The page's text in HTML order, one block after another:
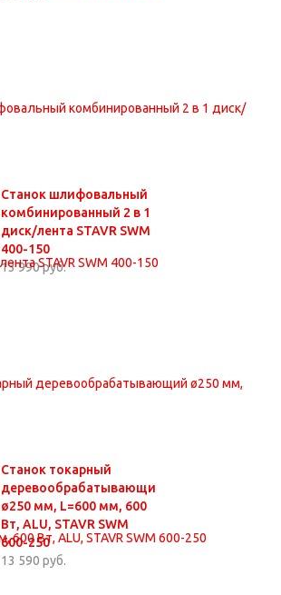
Станок шлифовальный
комбинированный 2 в 1
диск/лента STAVR SWM
400-150
13 990 руб.
Станок токарный
деревообрабатывающий
ø250 мм, L=600 мм, 600
Вт, ALU, STAVR SWM
600-250
13 590 руб.